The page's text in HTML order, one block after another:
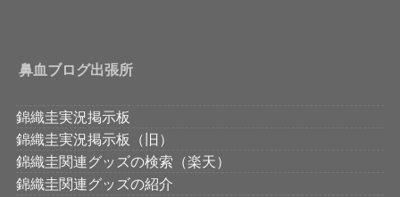
鼻血ブログ出張所
錦織圭実況掲示板
錦織圭実況掲示板（旧）
錦織圭関連グッズの検索（楽天）
錦織圭関連グッズの紹介